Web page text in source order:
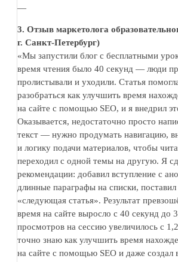
—
3. Отзыв маркетолога
г. Санкт-Петербург)
«Мы запустили блог с бесплатными
время чтения было 40 секунд — люди
пролистывали и уходили. Статья
разобраться как улучшить время
на сайте с помощью SEO, и я внедрил
Оказывается, недостаточно просто
текст — нужно продумать навигацию,
и логику подачи материалов, чтобы
переходил с одной темы на другую. Я
рекомендации: добавил вступление с
длинные параграфы на списки,
«следующая статья». Результат
время на сайте выросло с 40 секунд до
просмотров на сессию увеличилось с
точно знаю как улучшить время
на сайте с помощью SEO и даже создал